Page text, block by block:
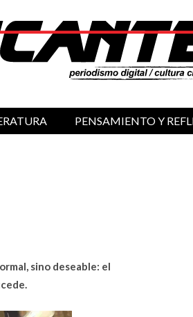
PENSAMIENTO Y
sino deseable: el